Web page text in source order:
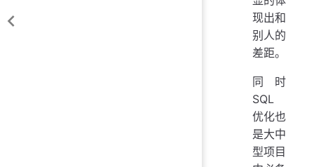
现出和
别人的
差距。
同时
SQL
优化也
是大中
型项目